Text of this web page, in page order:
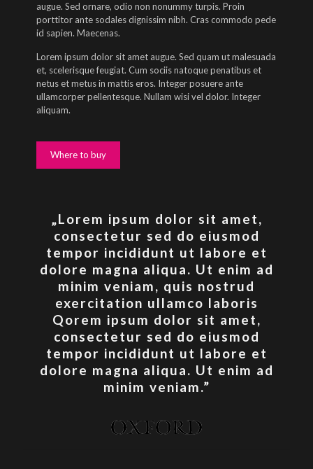
augue. Sed ornare, odio non nonummy turpis. Proin
porttitor ante sodales dignissim nibh. Cras commodo pede
id sapien. Maecenas.
Lorem ipsum dolor sit amet augue. Sed quam ut malesuada
et, scelerisque feugiat. Cum sociis natoque penatibus et
netus et metus in mattis eros. Integer posuere ante
ullamcorper pellentesque. Nullam wisi vel dolor. Integer
aliquam.
Where to buy
„Lorem ipsum dolor sit amet,
consectetur sed do eiusmod
tempor incididunt ut labore et
dolore magna aliqua. Ut enim ad
minim veniam, quis nostrud
exercitation ullamco laboris
Qorem ipsum dolor sit amet,
consectetur sed do eiusmod
tempor incididunt ut labore et
dolore magna aliqua. Ut enim ad
minim veniam.”